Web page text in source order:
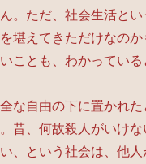
。ただ、社会生活と
堪えてきただけなの
ことも、わかってい
な自由の下に置かれ
昔、何故殺人がいけ
、という社会は、他